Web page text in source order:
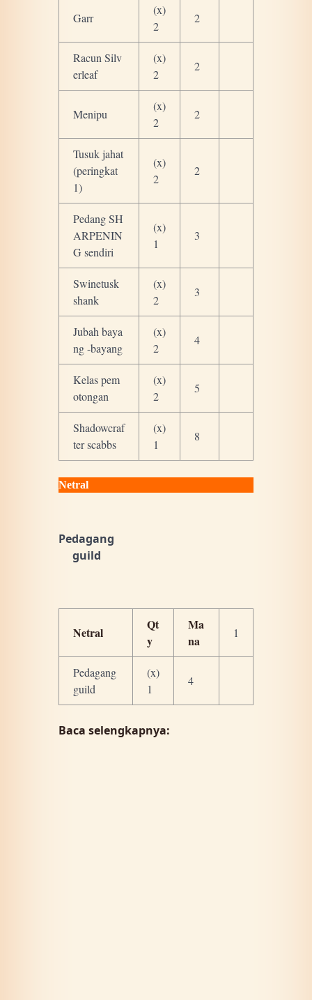
Garr
(x)
2
2
Racun Silv
erleaf
(x)
2
2
Menipu
(x)
2
2
Tusuk jahat
(peringkat
1)
(x)
2
2
Pedang SH
ARPENIN
G sendiri
(x)
1
3
Swinetusk
shank
(x)
2
3
Jubah baya
ng -bayang
(x)
2
4
Kelas pem
otongan
(x)
2
5
Shadowcraf
ter scabbs
(x)
1
8
Netral
Pedagang
guild
Netral
Qt
y
Ma
na
1
Pedagang
guild
(x)
1
4
Baca selengkapnya: